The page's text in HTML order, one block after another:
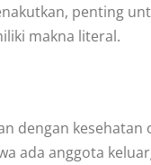
penting
makna literal.
dengan
ada anggota